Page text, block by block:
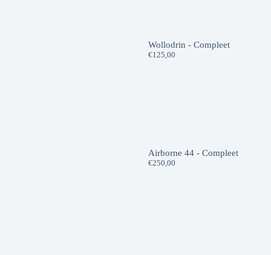
Wollodrin - Compleet
€125,00
Airborne 44 - Compleet
€250,00